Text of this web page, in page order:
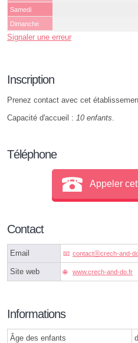
Samedi
Dimanche
Signaler une erreur
Inscription
Prenez contact avec cet
Capacité d'accueil : 10 enfants
Téléphone
Appeler
Contact
Email contactⓐcrech-and-
Site web www.crech-and-do.fr
Informations
Âge des enfants